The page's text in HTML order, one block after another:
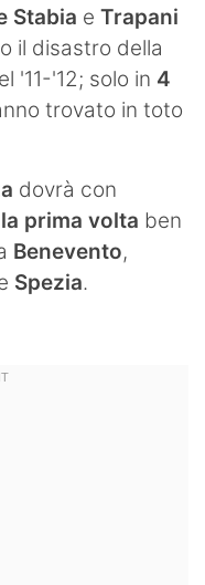
Stabia e Trapani
il disastro della
'11-'12; solo in 4
trovato in toto
dovrà con
la prima volta ben
Benevento,
Spezia.